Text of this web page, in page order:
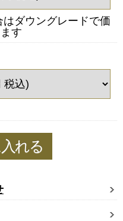
ダウングレードで価
す